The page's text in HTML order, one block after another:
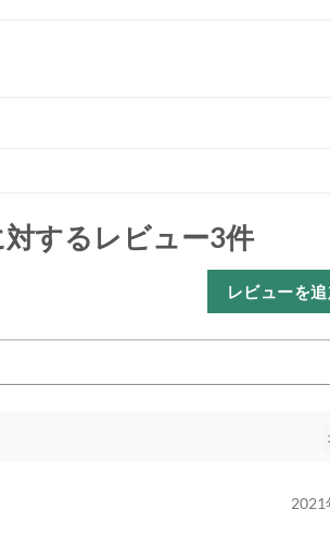
対するレビュー3件
レビューを
2021